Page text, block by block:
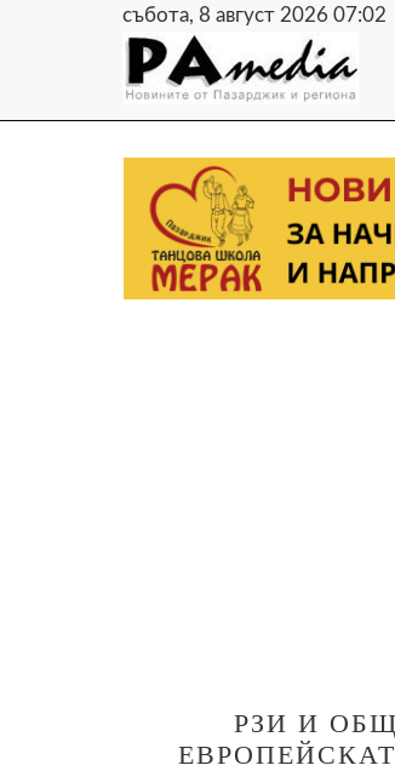
събота, 8 август 2026 07:02
РЗИ И